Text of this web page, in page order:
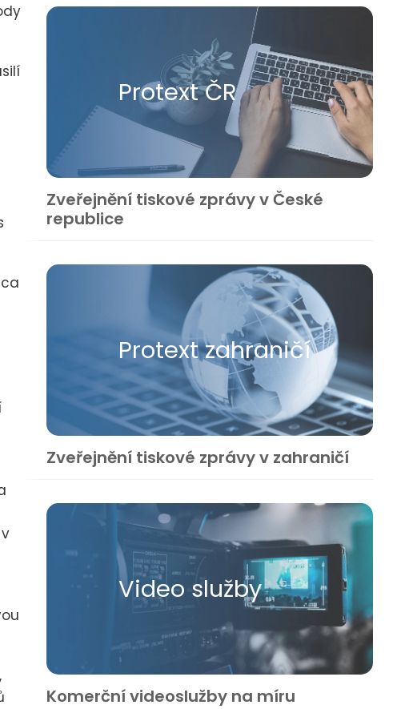
Protext ČR
Zveřejnění tiskové zprávy v České
republice
Protext zahraničí
Zveřejnění tiskové zprávy v zahraničí
Video služby
Komerční videoslužby na míru